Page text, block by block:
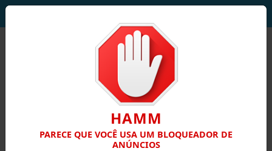
HAMM
PARECE QUE VOCÊ USA UM BLOQUEADOR DE
ANÚNCIOS